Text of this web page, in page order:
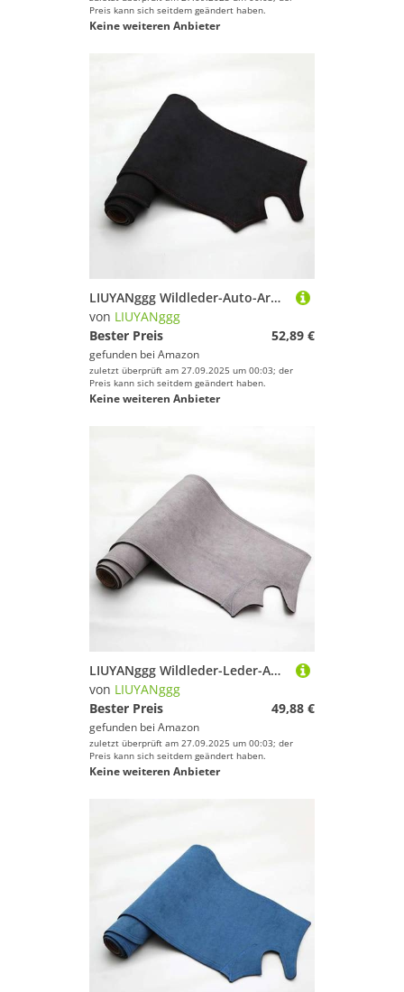
Preis kann sich seitdem geändert haben.
Keine weiteren Anbieter
LIUYANggg Wildleder-Auto-Armaturenbrettmatte, Armaturenbrett-Pad, Teppich, passend für Toyota Land Cruiser 70 Series LC71 LC76 LC78 LC79
von LIUYANggg
Bester Preis
52,89 €
gefunden bei Amazon
zuletzt überprüft am 27.09.2025 um 00:03; der
Preis kann sich seitdem geändert haben.
Keine weiteren Anbieter
LIUYANggg Wildleder-Leder-Auto-Armaturenbrett-Matte, Armaturenbrett-Pad-Teppich, passend für VW Golf 7 MK7 2013 2014–2019 Zubehör
von LIUYANggg
Bester Preis
49,88 €
gefunden bei Amazon
zuletzt überprüft am 27.09.2025 um 00:03; der
Preis kann sich seitdem geändert haben.
Keine weiteren Anbieter